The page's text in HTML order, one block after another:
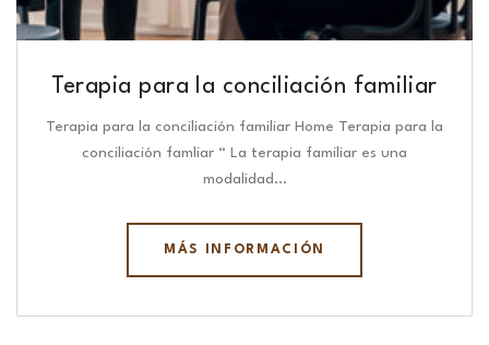
Terapia para la conciliación familiar
Terapia para la conciliación familiar Home Terapia para la
conciliación famliar “ La terapia familiar es una
modalidad…
MÁS INFORMACIÓN